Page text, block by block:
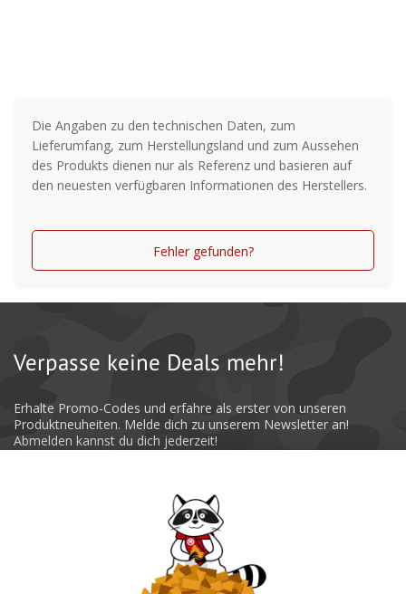
Leichte & robuste Bauweise
Die Angaben zu den technischen Daten, zum
Lieferumfang, zum Herstellungsland und zum Aussehen
des Produkts dienen nur als Referenz und basieren auf
den neuesten verfügbaren Informationen des Herstellers.
Fehler gefunden?
Verpasse keine Deals mehr!
Erhalte Promo-Codes und erfahre als erster von unseren
Produktneuheiten. Melde dich zu unserem Newsletter an!
Abmelden kannst du dich jederzeit!
Absenden